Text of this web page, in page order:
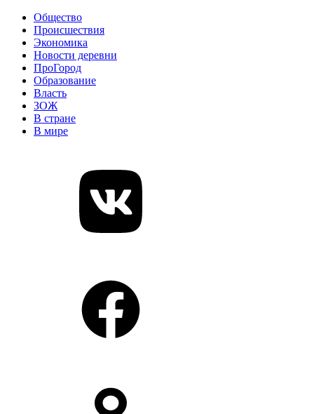
Общество
Происшествия
Экономика
Новости деревни
ПроГород
Образование
Власть
ЗОЖ
В стране
В мире